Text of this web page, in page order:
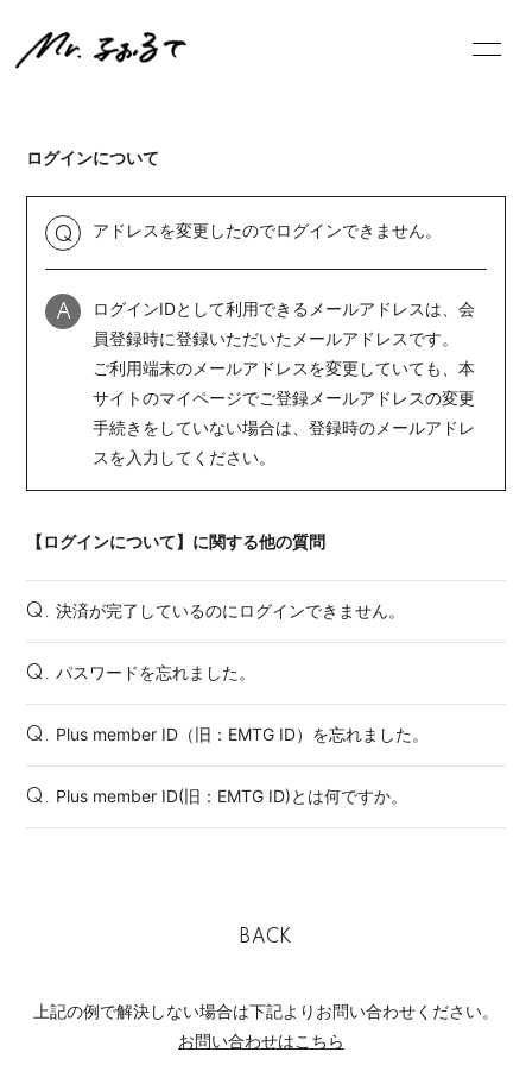
ログイン
ログインについて
Q アドレスを変更したのでログインできません。
A
ログインIDとして利用できるメールアドレスは、会
員登録時に登録いただいたメールアドレスです。
ご利用端末のメールアドレスを変更していても、本
サイトのマイページでご登録メールアドレスの変更
手続きをしていない場合は、登録時のメールアドレ
スを入力してください。
【ログインについて】に関する他の質問
Q. 決済が完了しているのにログインできません。
Q. パスワードを忘れました。
Q. Plus member ID（旧：EMTG ID）を忘れました。
Q. Plus member ID(旧：EMTG ID)とは何ですか。
BACK
上記の例で解決しない場合は下記よりお問い合わせください。
お問い合わせはこちら